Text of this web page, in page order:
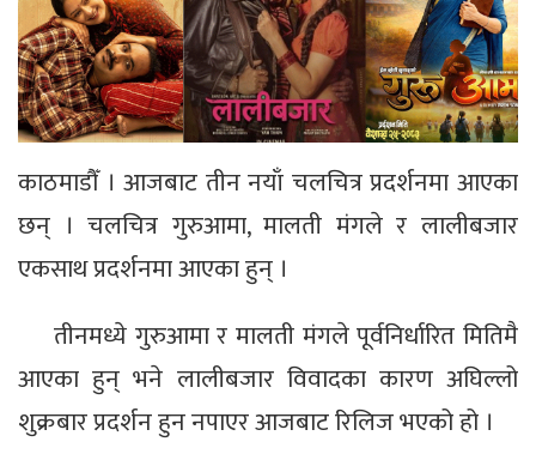
काठमाडौँ । आजबाट तीन नयाँ चलचित्र प्रदर्शनमा आएका
छन् । चलचित्र गुरुआमा, मालती मंगले र लालीबजार
एकसाथ प्रदर्शनमा आएका हुन् ।
तीनमध्ये गुरुआमा र मालती मंगले पूर्वनिर्धारित मितिमै
आएका हुन् भने लालीबजार विवादका कारण अघिल्लो
शुक्रबार प्रदर्शन हुन नपाएर आजबाट रिलिज भएको हो ।